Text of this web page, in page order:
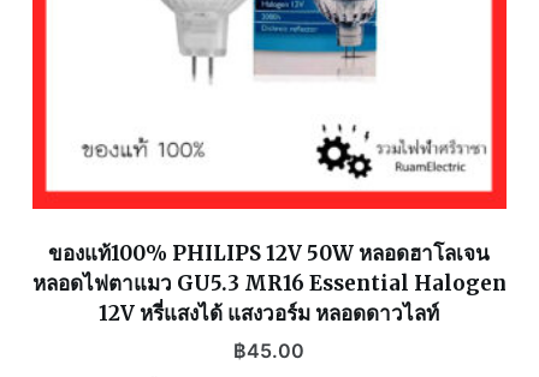
ของแท้100% PHILIPS 12V 50W หลอดฮาโลเจน
หลอดไฟตาแมว GU5.3 MR16 Essential Halogen
12V หรี่แสงได้ แสงวอร์ม หลอดดาวไลท์
฿45.00